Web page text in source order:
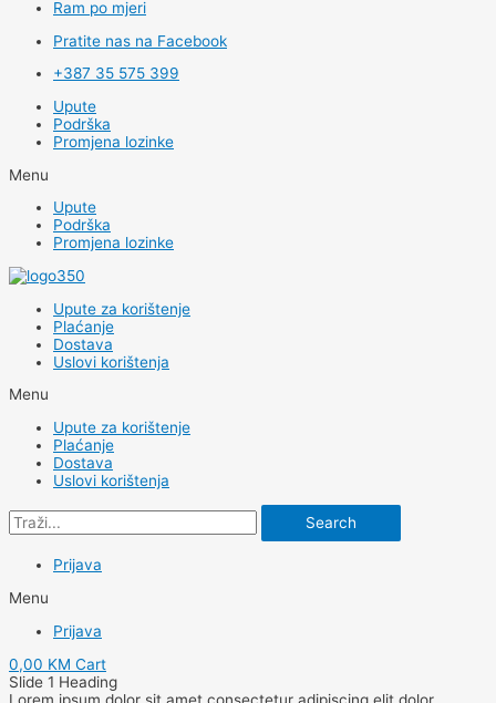
Ram po mjeri
Pratite nas na Facebook
+387 35 575 399
Upute
Podrška
Promjena lozinke
Menu
Upute
Podrška
Promjena lozinke
Upute za korištenje
Plaćanje
Dostava
Uslovi korištenja
Menu
Upute za korištenje
Plaćanje
Dostava
Uslovi korištenja
Search
Prijava
Menu
Prijava
0,00 KM Cart
Slide 1 Heading
Lorem ipsum dolor sit amet consectetur adipiscing elit dolor